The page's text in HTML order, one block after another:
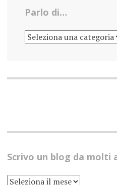
Parlo di…
PARLO
DI…
Scrivo un blog da molti
SCRIVO